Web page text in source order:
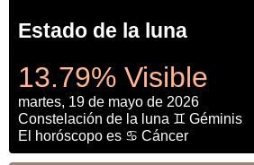
Estado de la luna
13.79% Visible
martes, 19 de mayo de 2026
Constelación de la luna ♊ Géminis
El horóscopo es ♋ Cáncer